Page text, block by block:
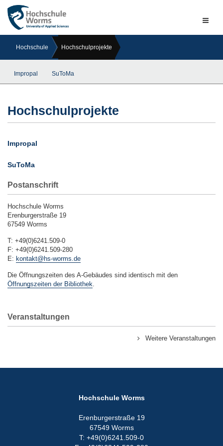
Hochschule Hochschulprojekte
Impropal SuToMa
Hochschulprojekte
Impropal
SuToMa
Postanschrift
Hochschule Worms
Erenburgerstraße 19
67549 Worms
T: +49(0)6241.509-0
F: +49(0)6241.509-280
E: kontakt@hs-worms.de
Die Öffnungszeiten des A-Gebäudes sind identisch mit den
Öffnungszeiten der Bibliothek.
Veranstaltungen
Weitere Veranstaltungen
Hochschule Worms
Erenburgerstraße 19
67549 Worms
T: +49(0)6241.509-0